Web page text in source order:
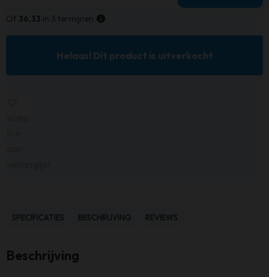
Of 36,33 in 3 termijnen
Helaas! Dit product is uitverkocht
SPECIFICATIES BESCHRIJVING REVIEWS
Beschrijving